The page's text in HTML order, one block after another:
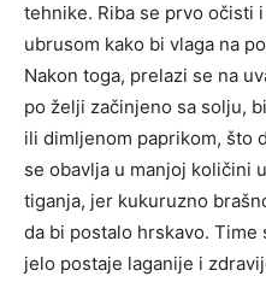
tehnike. Riba se prvo očisti
ubrusom kako bi vlaga na
Nakon toga, prelazi se na
po želji začinjeno sa solju,
ili dimljenom paprikom, što
se obavlja u manjoj količini
tiganja, jer kukuruzno
da bi postalo hrskavo. Time
jelo postaje laganije i